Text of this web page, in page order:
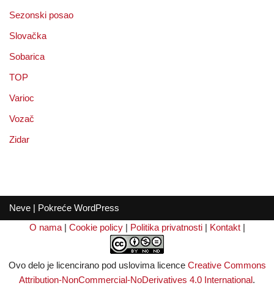
Sezonski posao
Slovačka
Sobarica
TOP
Varioc
Vozač
Zidar
Neve | Pokreće WordPress
O nama | Cookie policy | Politika privatnosti | Kontakt |
Ovo delo je licencirano pod uslovima licence Creative Commons
Attribution-NonCommercial-NoDerivatives 4.0 International.